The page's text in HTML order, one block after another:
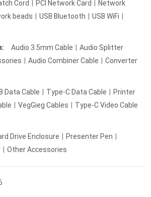
Cord PCI Network Card
Network
beads
USB Bluetooth
USB WiFi
Audio 3.5mm Cable
Audio Splitter
Audio Combiner Cable
Converter
Data Cable Type-C Data Cable
Printer
VegGieg Cables
Type-C Video Cable
Drive Enclosure
Presenter Pen
Other Accessories